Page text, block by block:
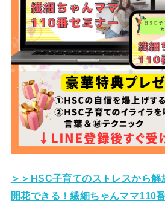
＞＞HSC子育てのストレスから解
開花できる！繊細ちゃんママ110